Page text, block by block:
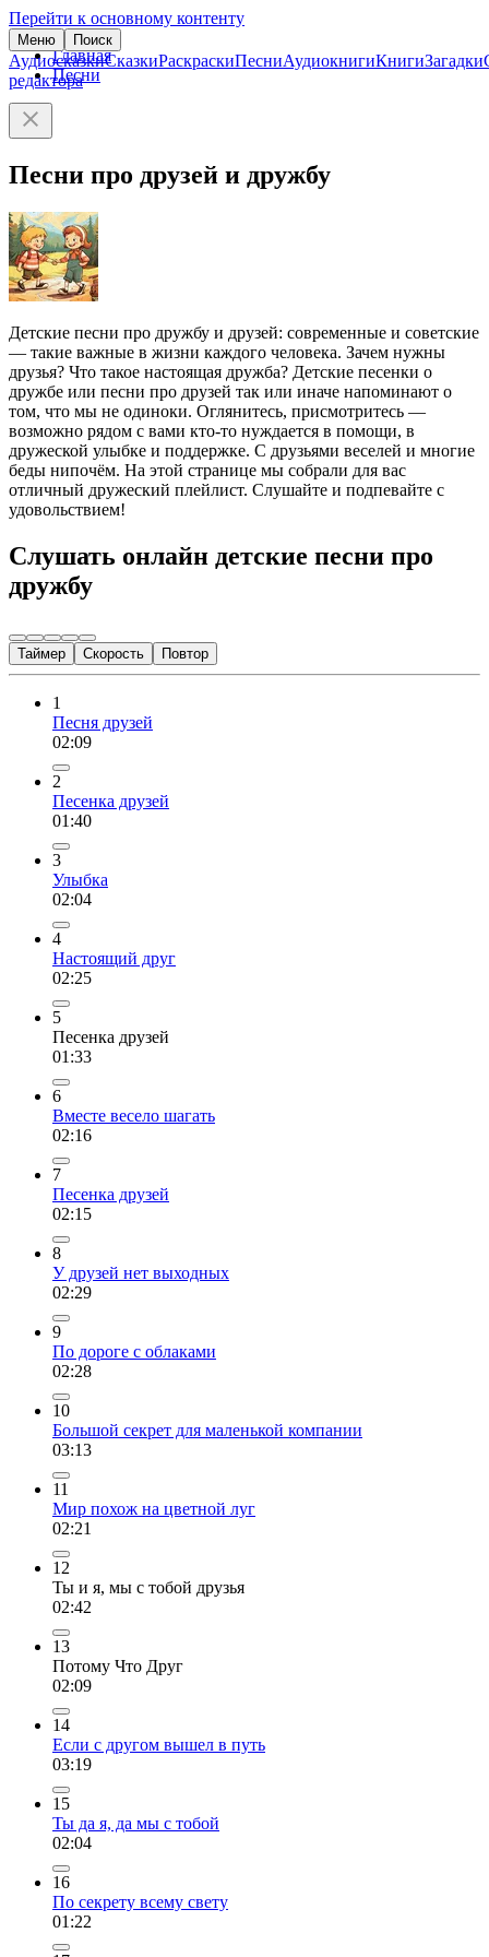
Перейти к основному контенту
Меню Поиск
АудиосказкиСказкиРаскраскиПесниАудиокнигиКнигиЗагадки
редактора
Главная
Песни
Песни про друзей и дружбу
Детские песни про дружбу и друзей: современные и советские
— такие важные в жизни каждого человека. Зачем нужны
друзья? Что такое настоящая дружба? Детские песенки о
дружбе или песни про друзей так или иначе напоминают о
том, что мы не одиноки. Оглянитесь, присмотритесь —
возможно рядом с вами кто-то нуждается в помощи, в
дружеской улыбке и поддержке. С друзьями веселей и многие
беды нипочём. На этой странице мы собрали для вас
отличный дружеский плейлист. Слушайте и подпевайте с
удовольствием!
Слушать онлайн детские песни про
дружбу
Таймер Скорость Повтор
1
Песня друзей
02:09
2
Песенка друзей
01:40
3
Улыбка
02:04
4
Настоящий друг
02:25
5
Песенка друзей
01:33
6
Вместе весело шагать
02:16
7
Песенка друзей
02:15
8
У друзей нет выходных
02:29
9
По дороге с облаками
02:28
10
Большой секрет для маленькой компании
03:13
11
Мир похож на цветной луг
02:21
12
Ты и я, мы с тобой друзья
02:42
13
Потому Что Друг
02:09
14
Если с другом вышел в путь
03:19
15
Ты да я, да мы с тобой
02:04
16
По секрету всему свету
01:22